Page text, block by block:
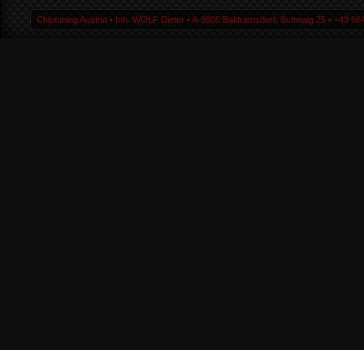
Chiptuning Austria ▪ Inh. WOLF Dieter ▪ A-9805 Baldramsdorf, Schwaig 25 ▪ +43